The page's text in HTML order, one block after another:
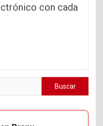
con cada